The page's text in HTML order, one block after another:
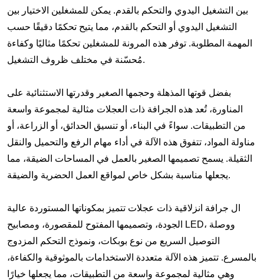
بين التشغيل اليدوي والتحكم بالقدم. يمكن للمشغلين الاختيار بين
التشغيل اليدوي أو التحكم بالقدم، مما يتيح تحكمًا دقيقًا حسب
المهمة المطلوبة. توفر هذه المرونة للمشغلين تحكمًا مثاليًا وكفاءة
مُحسّنة في مختلف ظروف التشغيل.
بفضل قوتها المذهلة وحجمها الصغير وقدرتها الاستثنائية على
المناورة، تُعد هذه الجرافة ذات العجلات مثالية لمجموعة واسعة
من التطبيقات. سواءً في البناء، أو تنسيق الحدائق، أو الزراعة، أو
مناولة المواد، تتفوق هذه الآلة في أداء مهام الرفع والتحميل والنقل
الثقيلة. يسمح تصميمها الصغير بالعمل في المساحات الضيقة، مما
يجعلها مناسبة بشكل خاص لمواقع العمل الحضرية والضيقة.
ال جرافة انزلاقية ذات عجلات تتميز بمكوناتها المستوردة عالية
الجودة، وتصميمها المفتوح للمقصورة، ومصابيح LED، ووصلة
التوصيل السريع من نوع بوبكات، ونموذج التحكم المزدوج
بالمسرع. تتميز هذه الآلة متعددة الاستخدامات بالموثوقية والكفاءة،
وهي مثالية لمجموعة واسعة من التطبيقات، مما يجعلها خيارًا